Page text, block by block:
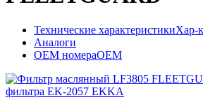
Технические характеристикиХар-
Аналоги
OEM номераOEM